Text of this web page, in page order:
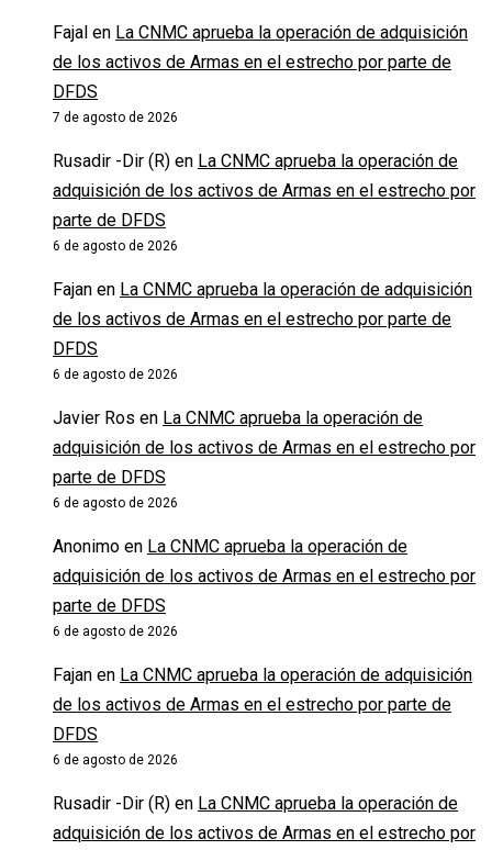
Fajal en La CNMC aprueba la operación de adquisición
de los activos de Armas en el estrecho por parte de
DFDS
7 de agosto de 2026
Rusadir -Dir (R) en La CNMC aprueba la operación de
adquisición de los activos de Armas en el estrecho por
parte de DFDS
6 de agosto de 2026
Fajan en La CNMC aprueba la operación de adquisición
de los activos de Armas en el estrecho por parte de
DFDS
6 de agosto de 2026
Javier Ros en La CNMC aprueba la operación de
adquisición de los activos de Armas en el estrecho por
parte de DFDS
6 de agosto de 2026
Anonimo en La CNMC aprueba la operación de
adquisición de los activos de Armas en el estrecho por
parte de DFDS
6 de agosto de 2026
Fajan en La CNMC aprueba la operación de adquisición
de los activos de Armas en el estrecho por parte de
DFDS
6 de agosto de 2026
Rusadir -Dir (R) en La CNMC aprueba la operación de
adquisición de los activos de Armas en el estrecho por